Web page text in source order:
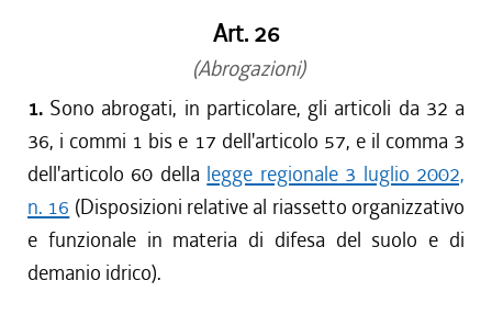
Art. 26
(Abrogazioni)
1. Sono abrogati, in particolare, gli articoli da 32 a
36, i commi 1 bis e 17 dell'articolo 57, e il comma 3
dell'articolo 60 della legge regionale 3 luglio 2002,
n. 16 (Disposizioni relative al riassetto organizzativo
e funzionale in materia di difesa del suolo e di
demanio idrico).